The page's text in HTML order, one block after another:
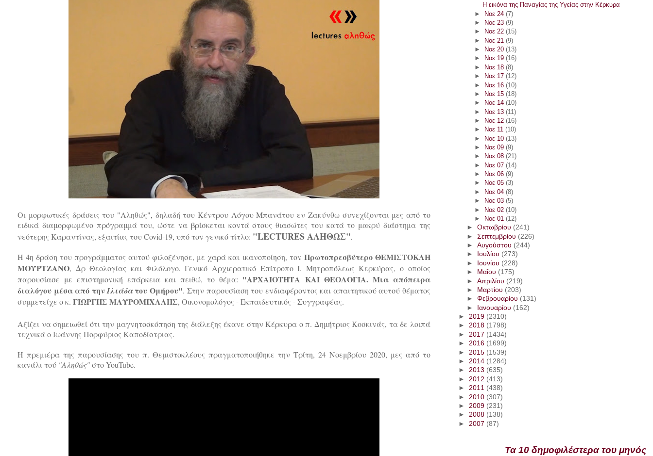
Οι μορφωτικές δράσεις του "Αληθώς", δηλαδή του Κέντρου Λόγου Μπανάτου εν Ζακύνθω συνεχίζονται μες από το
ειδικά διαμορφωμένο πρόγραμμά του, ώστε να βρίσκεται κοντά στους θιασώτες του κατά το μακρύ διάστημα της
νεότερης Καραντίνας, εξαιτίας του Covid-19, υπό τον γενικό τίτλο: "LECTURES ΑΛΗΘΩΣ".
Η 4η δράση του προγράμματος αυτού φιλοξένησε, με χαρά και ικανοποίηση, τον Πρωτοπρεσβύτερο ΘΕΜΙΣΤΟΚΛΗ
ΜΟΥΡΤΖΑΝΟ, Δρ Θεολογίας και Φιλόλογο, Γενικό Αρχιερατικό Επίτροπο Ι. Μητροπόλεως Κερκύρας, ο οποίος
παρουσίασε με επιστημονική επάρκεια και πειθώ, το θέμα: "ΑΡΧΑΙΟΤΗΤΑ ΚΑΙ ΘΕΟΛΟΓΙΑ. Μια απόπειρα
διαλόγου μέσα από τηνΙλιάδατου Ομήρου".Στην παρουσίαση του ενδιαφέροντος και απαιτητικού αυτού θέματος
συμμετείχε ο κ.ΓΙΩΡΓΗΣ ΜΑΥΡΟΜΙΧΑΛΗΣ, Οικονομολόγος - Εκπαιδευτικός - Συγγραφέας.
Αξίζει να σημειωθεί ότι την μαγνητοσκόπηση της διάλεξης έκανε στην Κέρκυρα ο π. Δημήτριος Κοσκινάς, τα δε λοιπά
τεχνικά ο Ιωάννης Πορφύριος Καποδίστριας.
Η πρεμιέρα της παρουσίασης του π. Θεμιστοκλέους πραγματοποιήθηκε την Τρίτη, 24 Νοεμβρίου 2020, μες από το
κανάλι τού "Αληθώς"στο YouTube.
Η εικόνα της Παναγίας της Υγείας στην Κέρκυρα
► Νοε 24 (7)
►
Νοε 23 (9)
►
Νοε 22 (15)
► Νοε 21 (9)
►
Νοε 20 (13)
►
Νοε 19 (16)
►
Νοε 18 (8)
►
Νοε 17 (12)
► Νοε 16 (10)
►
Νοε 15 (18)
►
Νοε 14 (10)
► Νοε 13 (11)
►
Νοε 12 (16)
►
Νοε 11 (10)
► Νοε 10 (13)
►
Νοε 09 (9)
►
Νοε 08 (21)
►
Νοε 07 (14)
►
Νοε 06 (9)
►
Νοε 05 (3)
►
Νοε 04 (8)
►
Νοε 03 (5)
► Νοε 02 (10)
►
Νοε 01 (12)
► Οκτωβρίου (241)
► Σεπτεμβρίου (226)
► Αυγούστου (244)
►
Ιουλίου (273)
►
Ιουνίου (228)
►
Μαΐου (175)
► Απριλίου (219)
►
Μαρτίου (203)
► Φεβρουαρίου (131)
► Ιανουαρίου (162)
►2019 (2310)
►2018 (1798)
► 2017 (1434)
►2016 (1699)
► 2015 (1539)
►2014 (1284)
►2013 (635)
► 2012 (413)
►2011 (438)
► 2010 (307)
► 2009 (231)
►2008 (138)
► 2007 (87)
Τα 10 δημοφιλέστερα του μηνός